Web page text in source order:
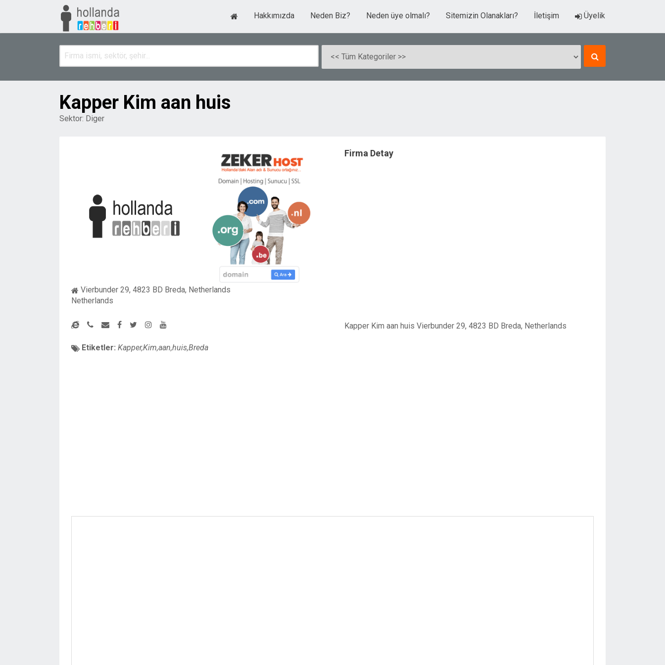
Hakkımızda Neden Biz? Neden üye olmalı? Sitemizin Olanakları? İletişim Üyelik
Kapper Kim aan huis
Sektor: Diger
Vierbunder 29, 4823 BD Breda, Netherlands
Netherlands
Etiketler: Kapper,Kim,aan,huis,Breda
Firma Detay
Kapper Kim aan huis Vierbunder 29, 4823 BD Breda, Netherlands